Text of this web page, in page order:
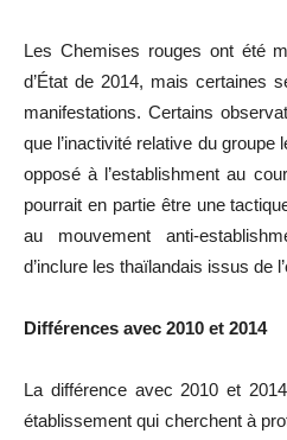
Les Chemises rouges ont été
d’État de 2014, mais certaines
manifestations. Certains
que l’inactivité relative du groupe
opposé à l’establishment au
pourrait en partie être une
au mouvement anti-
d’inclure les thaïlandais issus de
Différences avec 2010 et 2014
La différence avec 2010 et
établissement qui cherchent à